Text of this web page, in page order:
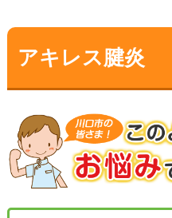
アキレス腱炎